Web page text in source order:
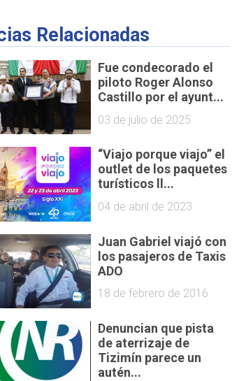
Relacionadas
Fue condecorado el
piloto Roger Alonso
Castillo por el ayunt...
03 de julio de 2025
“Viajo porque viajo” el
outlet de los paquetes
turísticos ll...
04 de abril de 2023
Juan Gabriel viajó con
los pasajeros de Taxis
ADO
18 de febrero de 2016
Denuncian que pista
de aterrizaje de
Tizimín parece un
autén...